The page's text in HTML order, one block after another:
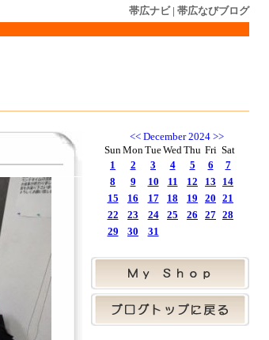
帯広ナビ| 帯広なびブログ
<< December 2024 >>
SunMonTueWedThu Fri Sat
1
2 3 4 5 6
7
8
9 10 11 12 13
14
15
16 17 18 19 20
21
22
23 24 25 26 27 28
29
30 31